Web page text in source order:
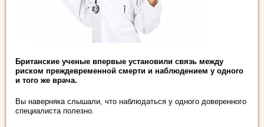
Британские ученые впервые установили связь между
риском преждевременной смерти и наблюдением у одного
и того же врача.
Вы наверняка слышали, что наблюдаться у одного доверенного
специалиста полезно.